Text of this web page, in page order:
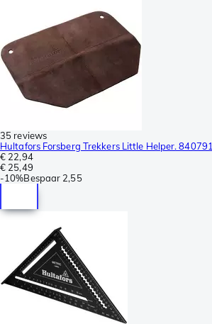
35 reviews
Hultafors Forsberg Trekkers Little Helper. 840791
€ 22,94
€ 25,49
-10%Bespaar 2,55